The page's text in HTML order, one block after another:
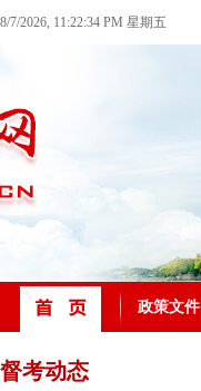
8/7/2026, 11:22:34 PM 星期五
政策文件
督考动态